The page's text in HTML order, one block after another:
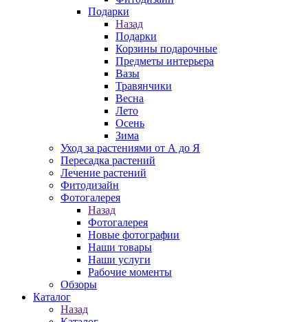
Подарки
Назад
Подарки
Корзины подарочные
Предметы интерьера
Вазы
Травянчики
Весна
Лето
Осень
Зима
Уход за растениями от А до Я
Пересадка растений
Лечение растений
Фитодизайн
Фотогалерея
Назад
Фотогалерея
Новые фотографии
Наши товары
Наши услуги
Рабочие моменты
Обзоры
Каталог
Назад